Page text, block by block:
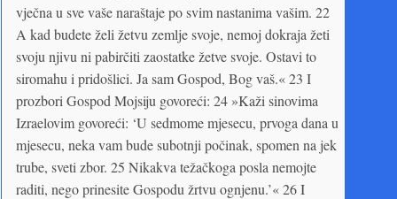
vječna u sve vaše naraštaje po svim nastanima vašim. 22
A kad budete želi žetvu zemlje svoje, nemoj dokraja žeti
svoju njivu ni pabirčiti zaostatke žetve svoje. Ostavi to
siromahu i pridošlici. Ja sam Gospod, Bog vaš.« 23 I
prozbori Gospod Mojsiju govoreći: 24 »Kaži sinovima
Izraelovim govoreći: ‘U sedmome mjesecu, prvoga dana u
mjesecu, neka vam bude subotnji počinak, spomen na jek
trube, sveti zbor. 25 Nikakva težačkoga posla nemojte
raditi, nego prinesite Gospodu žrtvu ognjenu.’« 26 I